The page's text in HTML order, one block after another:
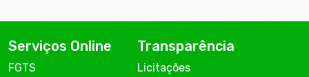
Serviços Online
FGTS
Transparência
Licitações